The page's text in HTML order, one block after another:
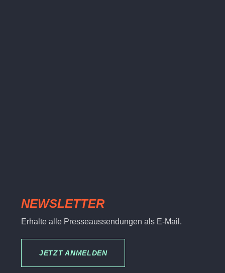
NEWSLETTER
Erhalte alle Presseaussendungen als E-Mail.
JETZT ANMELDEN